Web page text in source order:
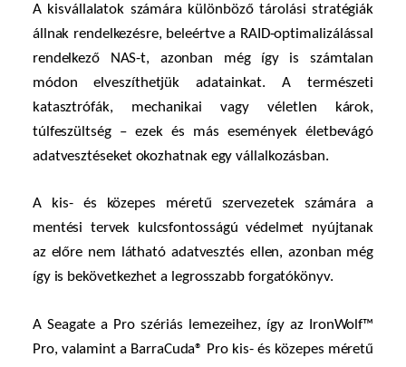
A kisvállalatok számára különbözőtárolási stratégiák
állnak rendelkezésre, beleértve a RAID-optimalizálással
rendelkező NAS-t, azonban még így is számtalan
módon elveszíthetjük adatainkat. A természeti
katasztrófák, mechanikai vagy véletlen károk,
túlfeszültség – ezek és más események életbevágó
adatvesztéseket okozhatnak egy vállalkozásban.
A kis- és közepes méretű szervezetek számára a
mentési tervek kulcsfontosságú védelmet nyújtanak
az előre nem látható adatvesztés ellen, azonban még
így is bekövetkezhet a legrosszabb forgatókönyv.
A Seagate a Pro szériás lemezeihez, így az IronWolf™
Pro, valamint a BarraCuda® Pro kis- és közepes méretű